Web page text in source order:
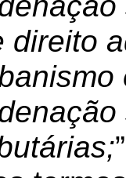
direito